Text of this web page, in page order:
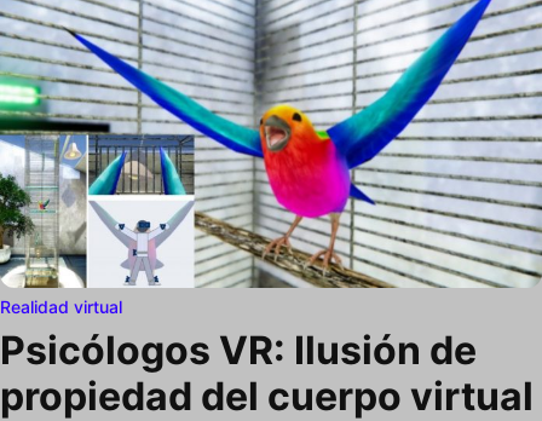
Realidad virtual
Psicólogos VR: Ilusión de
propiedad del cuerpo virtual